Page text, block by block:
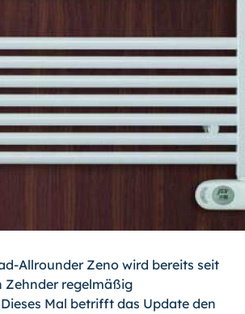
Allrounder Zeno wird bereits seit
Zehnder regelmäßig
Mal betrifft das Update den